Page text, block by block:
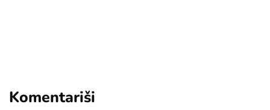
Komentariši